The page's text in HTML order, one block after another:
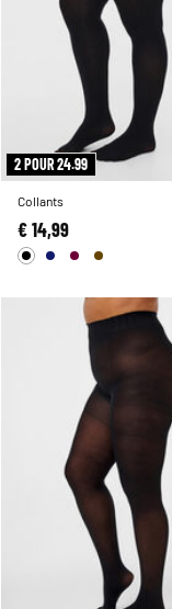
2 POUR 24.99
Collants
€ 14,99